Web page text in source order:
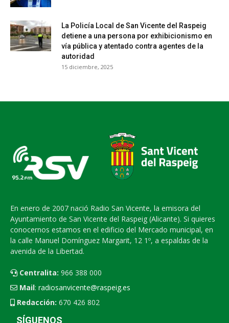
La Policía Local de San Vicente del Raspeig
detiene a una persona por exhibicionismo en
vía pública y atentado contra agentes de la
autoridad
15 diciembre, 2025
En enero de 2007 nació Radio San Vicente, la emisora del
Ayuntamiento de San Vicente del Raspeig (Alicante). Si quieres
conocernos estamos en el edificio del Mercado municipal, en
la calle Manuel Domínguez Margarit, 12 1º, a espaldas de la
avenida de la Libertad.
Centralita: 966 388 000
Mail: radiosanvicente@raspeig.es
Redacción: 670 426 802
SÍGUENOS